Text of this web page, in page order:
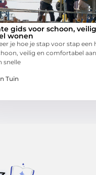
gids voor schoon,
wonen
je hoe je stap voor stap een
veilig en comfortabel
snelle
Tuin